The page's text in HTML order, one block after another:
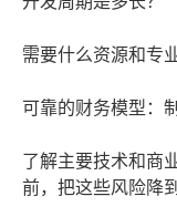
需要什么资源和专
可靠的财务模型：
了解主要技术和商
前，把这些风险降